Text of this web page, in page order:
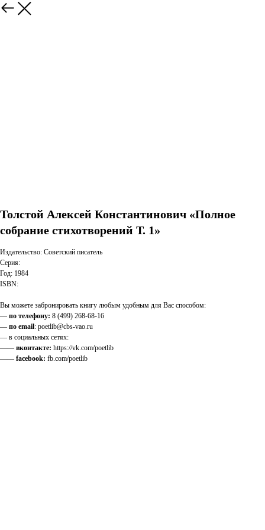
Толстой Алексей Константинович «Полное
собрание стихотворений Т. 1»
Издательство: Советский писатель
Серия:
Год: 1984
ISBN:
Вы можете забронировать книгу любым удобным для Вас способом:
— по телефону: 8 (499) 268-68-16
— по email: poetlib@cbs-vao.ru
— в социальных сетях:
—— вконтакте: https://vk.com/poetlib
—— facebook: fb.com/poetlib